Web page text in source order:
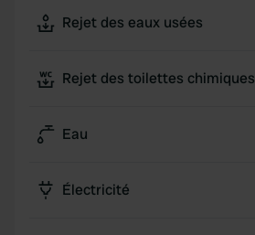
Rejet des eaux usées
Rejet des toilettes chimiques
Eau
Électricité